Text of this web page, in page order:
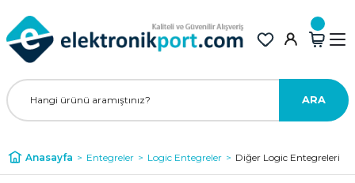
ARA
Anasayfa Entegreler Logic Entegreler Diğer Logic Entegreleri